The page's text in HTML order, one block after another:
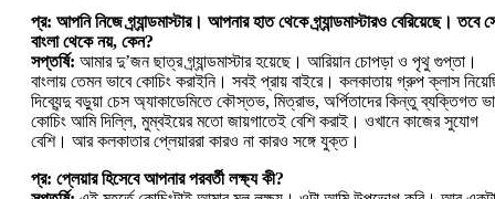
প্র: আপনি নিজে গ্র্যান্ডমাস্টার। আপনার হাত থেকে গ্র্যান্ডমাস্টারও বেরিয়েছে। তবে
বাংলা থেকে নয়, কেন?
সপ্তর্ষি: আমার দু’জন ছাত্র গ্র্যান্ডমাস্টার হয়েছে। আরিয়ান চোপড়া ও পৃথু গুপ্তা।
বাংলায় তেমন ভাবে কোচিং করাইনি। সবই প্রায় বাইরে। কলকাতায় গ্রুপ ক্লাস
দিব্যেন্দু বড়ুয়া চেস অ্যাকাডেমিতে কৌস্তভ, মিত্রাভ, অর্পিতাদের কিন্তু ব্যক্তিগত
কোচিং আমি দিল্লি, মুম্বইয়ের মতো জায়গাতেই বেশি করাই। ওখানে কাজের সুযোগ
বেশি। আর কলকাতার প্লেয়াররা কারও না কারও সঙ্গে যুক্ত।
প্র: প্লেয়ার হিসেবে আপনার পরবর্তী লক্ষ্য কী?